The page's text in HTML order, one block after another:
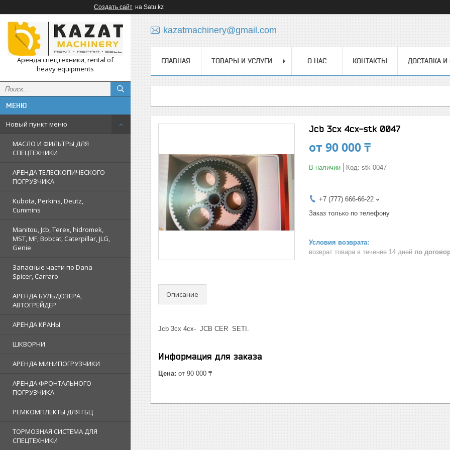
Создать сайт на Satu.kz
Аренда спецтехники, rental of
heavy equipments
Новый пункт меню
МАСЛО И ФИЛЬТРЫ ДЛЯ
СПЕЦТЕХНИКИ
АРЕНДА ТЕЛЕСКОПИЧЕСКОГО
ПОГРУЗЧИКА
Kubota, Perkins, Deutz,
Cummins
Manitou, Jcb, Terex, hidromek,
MST, MF, Bobcat, Caterpillar, JLG,
Genie
Запасные части по Dana
Spicer, Carraro
АРЕНДА БУЛЬДОЗЕРА,
АВТОГРЕЙДЕР
АРЕНДА КРАНЫ
ШКВОРНИ
АРЕНДА МИНИПОГРУЗЧИКИ
АРЕНДА ФРОНТАЛЬНОГО
ПОГРУЗЧИКА
РЕМКОМПЛЕКТЫ ДЛЯ ГБЦ
ТОРМОЗНАЯ СИСТЕМА ДЛЯ
СПЕЦТЕХНИКИ
kazatmachinery@gmail.com
ГЛАВНАЯ ТОВАРЫ И УСЛУГИ О НАС КОНТАКТЫ ДОСТАВКА И
Jcb 3cx 4cx-stk 0047
от90 000 ₸
В наличии Код: stk 0047
+7 (777) 666-66-22
Заказ только по телефону
возврат товара в течение 14 дней по
Описание
Jcb 3cx 4cx- JCB CER SETI.
Информация для заказа
Цена: от 90 000 ₸